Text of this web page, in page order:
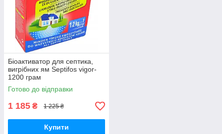
Біоактиватор для септика,
вигрібних ям Septifos vigor-
1200 грам
Готово до відправки
1 185 ₴ 1 225 ₴
Купити